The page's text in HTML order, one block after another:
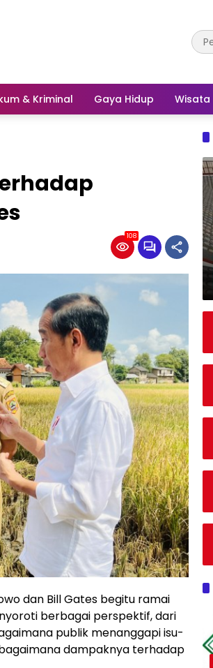
& Kriminal Gaya Hidup Wisata
108
dan Bill Gates begitu ramai
berbagai perspektif, dari
publik menanggapi isu-
dampaknya terhadap